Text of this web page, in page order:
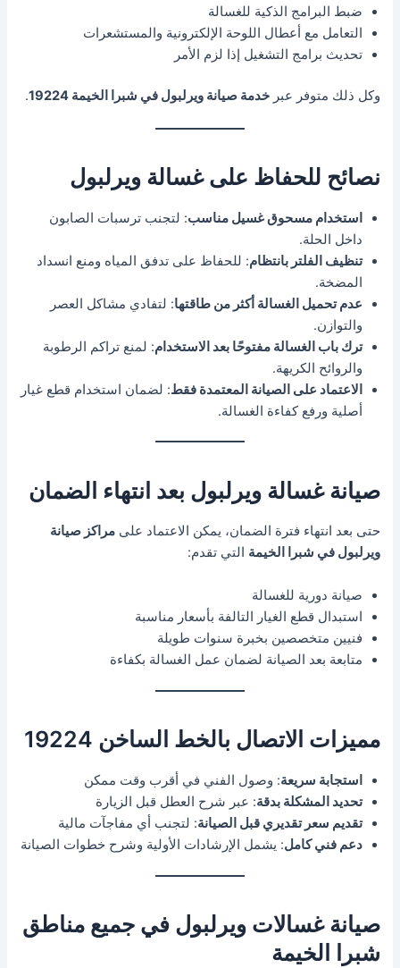
ضبط البرامج الذكية للغسالة
التعامل مع أعطال اللوحة الإلكترونية والمستشعرات
تحديث برامج التشغيل إذا لزم الأمر
وكل ذلك متوفر عبرخدمة صيانة ويرلبول في شبرا الخيمة 19224 .
نصائح للحفاظ على غسالة ويرلبول
استخدام مسحوق غسيل مناسب: لتجنب ترسبات الصابون
داخل الحلة.
تنظيف الفلتر بانتظام: للحفاظ على تدفق المياه ومنع انسداد
المضخة.
عدم تحميل الغسالة أكثر من طاقتها: لتفادي مشاكل العصر
والتوازن.
ترك باب الغسالة مفتوحًا بعد الاستخدام: لمنع تراكم الرطوبة
والروائح الكريهة.
الاعتماد على الصيانة المعتمدة فقط: لضمان استخدام قطع غيار
أصلية ورفع كفاءة الغسالة.
صيانة غسالة ويرلبول بعد انتهاء الضمان
حتى بعد انتهاء فترة الضمان، يمكن الاعتماد علىمراكز صيانة
ويرلبول في شبرا الخيمة التي تقدم:
صيانة دورية للغسالة
استبدال قطع الغيار التالفة بأسعار مناسبة
فنيين متخصصين بخبرة سنوات طويلة
متابعة بعد الصيانة لضمان عمل الغسالة بكفاءة
مميزات الاتصال بالخط الساخن 19224
استجابة سريعة: وصول الفني في أقرب وقت ممكن
تحديد المشكلة بدقة: عبر شرح العطل قبل الزيارة
تقديم سعر تقديري قبل الصيانة: لتجنب أي مفاجآت مالية
دعم فني كامل: يشمل الإرشادات الأولية وشرح خطوات الصيانة
صيانة غسالات ويرلبول في جميع مناطق
شبرا الخيمة